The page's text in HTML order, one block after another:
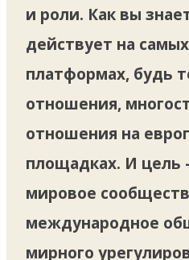
и роли. Как вы
действует на
платформах, будь
отношения,
отношения на
площадках. И
мировое
международное
мирного